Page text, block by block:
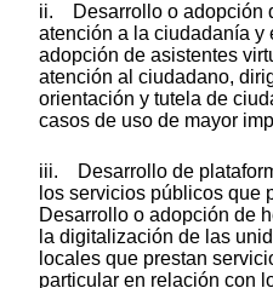
ii. Desarrollo o adopción
atención a la ciudadanía y
adopción de asistentes
atención al ciudadano,
orientación y tutela de
casos de uso de mayor
iii. Desarrollo de
los servicios públicos que
Desarrollo o adopción de
la digitalización de las
locales que prestan
particular en relación con